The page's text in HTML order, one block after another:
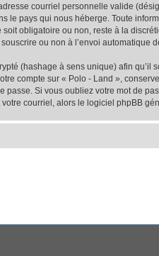
courriel personnelle valide
le pays qui nous héberge. Toute
soit obligatoire ou non, reste à la
ou non à l’envoi automatique
(hashage à sens unique) afin
compte sur « Polo - Land »,
passe. Si vous oubliez votre mot de
votre courriel, alors le logiciel phpBB